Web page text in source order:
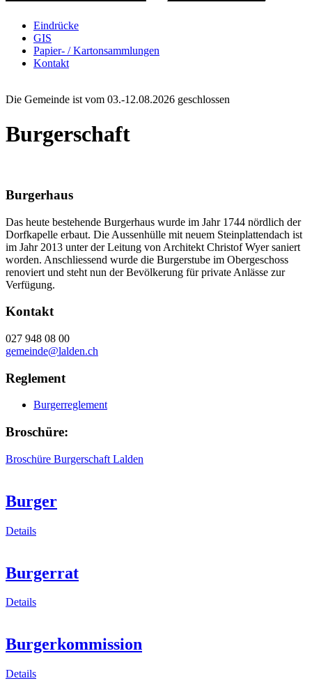
Eindrücke
GIS
Papier- / Kartonsammlungen
Kontakt
Die Gemeinde ist vom 03.-12.08.2026 geschlossen
Burgerschaft
Burgerhaus
Das heute bestehende Burgerhaus wurde im Jahr 1744 nördlich der
Dorfkapelle erbaut. Die Aussenhülle mit neuem Steinplattendach ist
im Jahr 2013 unter der Leitung von Architekt Christof Wyer saniert
worden. Anschliessend wurde die Burgerstube im Obergeschoss
renoviert und steht nun der Bevölkerung für private Anlässe zur
Verfügung.
Kontakt
027 948 08 00
gemeinde@lalden.ch
Reglement
Burgerreglement
Broschüre:
Broschüre Burgerschaft Lalden
Burger
Details
Burgerrat
Details
Burgerkommission
Details